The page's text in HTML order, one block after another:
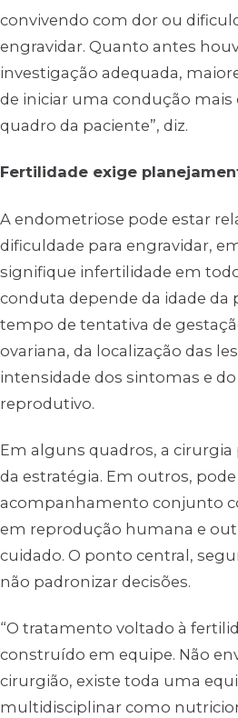
convivendo com dor ou
engravidar. Quanto antes
investigação adequada,
de iniciar uma condução mais
quadro da paciente”, diz.
Fertilidade exige
A endometriose pode estar
dificuldade para engravidar,
signifique infertilidade em
conduta depende da idade da
tempo de tentativa de
ovariana, da localização das
intensidade dos sintomas e do
reprodutivo.
Em alguns quadros, a cirurgia
da estratégia. Em outros,
acompanhamento conjunto
em reprodução humana e
cuidado. O ponto central,
não padronizar decisões.
“O tratamento voltado à
construído em equipe. Não
cirurgião, existe toda uma
multidisciplinar como